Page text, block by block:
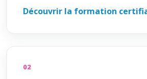
Découvrir la formation
02